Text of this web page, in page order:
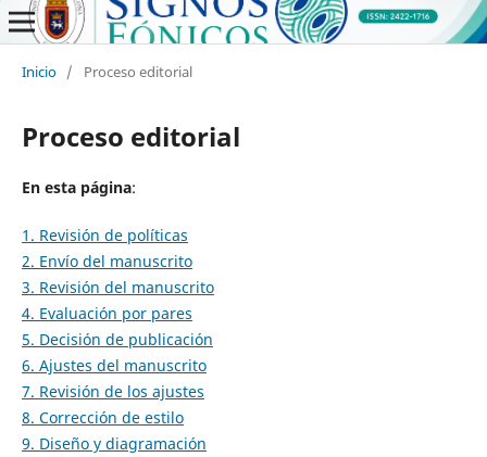
Inicio / Proceso editorial
Proceso editorial
En esta página:
1. Revisión de políticas
2. Envío del manuscrito
3. Revisión del manuscrito
4. Evaluación por pares
5. Decisión de publicación
6. Ajustes del manuscrito
7. Revisión de los ajustes
8. Corrección de estilo
9. Diseño y diagramación